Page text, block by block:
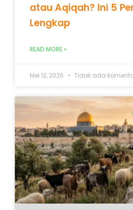
atau Aqiqah? Ini 5
Lengkap
READ MORE »
Mei 12, 2026 Tidak ada